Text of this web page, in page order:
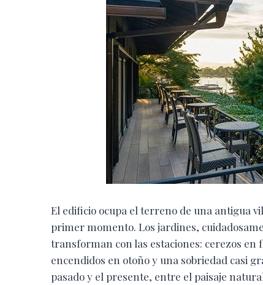
El edificio ocupa el terreno de una antigua
primer momento. Los jardines,
transforman con las estaciones: cerezos
encendidos en otoño y una sobriedad casi
pasado y el presente, entre el paisaje